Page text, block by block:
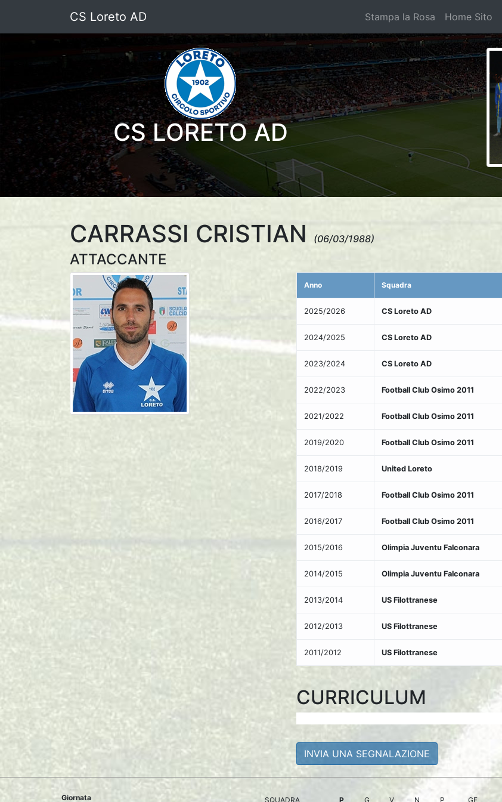
CS Loreto AD Stampa la Rosa Home Sito
CS LORETO AD
CARRASSI CRISTIAN (06/03/1988)
ATTACCANTE
Anno Squadra
2025/2026 CS Loreto AD
2024/2025 CS Loreto AD
2023/2024 CS Loreto AD
2022/2023 Football Club Osimo 2011
2021/2022 Football Club Osimo 2011
2019/2020 Football Club Osimo 2011
2018/2019 United Loreto
2017/2018 Football Club Osimo 2011
2016/2017 Football Club Osimo 2011
2015/2016 Olimpia Juventu Falconara
2014/2015 Olimpia Juventu Falconara
2013/2014 US Filottranese
2012/2013 US Filottranese
2011/2012 US Filottranese
CURRICULUM
INVIA UNA SEGNALAZIONE
Giornata SQUADRA P G V N P GF